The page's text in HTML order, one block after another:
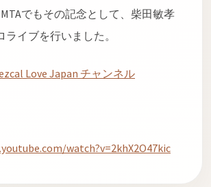
でもその記念として、柴田敏孝
イブを行いました。
Love Japan チャンネル
watch?v=2khX2O47kic